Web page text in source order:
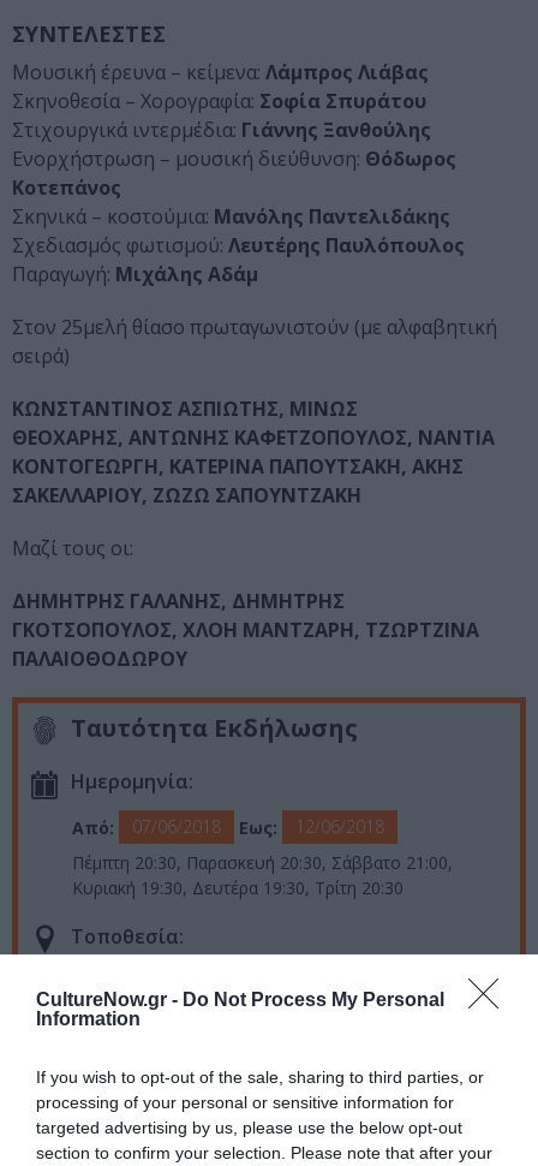
CultureNow.gr - Do Not Process My Personal
Information
If you wish to opt-out of the sale, sharing to third parties, or
processing of your personal or sensitive information for
targeted advertising by us, please use the below opt-out
section to confirm your selection. Please note that after your
ΣΥΝΤΕΛΕΣΤΕΣ
Μουσική έρευνα – κείμενα: Λάμπρος Λιάβας
Σκηνοθεσία – Χορογραφία: Σοφία Σπυράτου
Στιχουργικά ιντερμέδια: Γιάννης Ξανθούλης
Ενορχήστρωση – μουσική διεύθυνση: Θόδωρος
Κοτεπάνος
Σκηνικά – κοστούμια: Μανόλης Παντελιδάκης
Σχεδιασμός φωτισμού: Λευτέρης Παυλόπουλος
Παραγωγή: Μιχάλης Αδάμ
Στον 25μελή θίασο πρωταγωνιστούν (με αλφαβητική
σειρά)
ΚΩΝΣΤΑΝΤΙΝΟΣ ΑΣΠΙΩΤΗΣ, ΜΙΝΩΣ
ΘΕΟΧΑΡΗΣ, ΑΝΤΩΝΗΣ ΚΑΦΕΤΖΟΠΟΥΛΟΣ, ΝΑΝΤΙΑ
ΚΟΝΤΟΓΕΩΡΓΗ, ΚΑΤΕΡΙΝΑ ΠΑΠΟΥΤΣΑΚΗ, ΑΚΗΣ
ΣΑΚΕΛΛΑΡΙΟΥ, ΖΩΖΩ ΣΑΠΟΥΝΤΖΑΚΗ
Μαζί τους οι:
ΔΗΜΗΤΡΗΣ ΓΑΛΑΝΗΣ, ΔΗΜΗΤΡΗΣ
ΓΚΟΤΣΟΠΟΥΛΟΣ, ΧΛΟΗ ΜΑΝΤΖΑΡΗ, ΤΖΩΡΤΖΙΝΑ
ΠΑΛΑΙΟΘΟΔΩΡΟΥ
Ταυτότητα Εκδήλωσης
Ημερομηνία:
Από: 07/06/2018 Εως:
12/06/2018
Πέμπτη 20:30, Παρασκευή 20:30, Σάββατο 21:00,
Κυριακή 19:30, Δευτέρα 19:30, Τρίτη 20:30
Τοποθεσία:
Μέγαρο Μουσικής Θεσσαλονίκης
Eισιτήρια:
VIP: 50€, Α ΖΩΝΗ: 38€, Β ΖΩΝΗ: 28€, Γ ΖΩΝΗ: 18€, Δ
ΖΩΝΗ: 13€